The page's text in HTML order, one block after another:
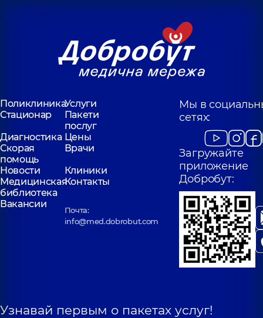
ПоликлиникаУслуги
Стационар
Пакети
послуг
Диагностика Цены
Скорая
помощь
Врачи
Новости
Клиники
Медицинская
библиотека
Контакты
Вакансии
Почта:
info@med.dobrobut.com
Мы в
сетях:
Загружайте
приложение
Добробут:
Узнавай первым о пакетах услуг!